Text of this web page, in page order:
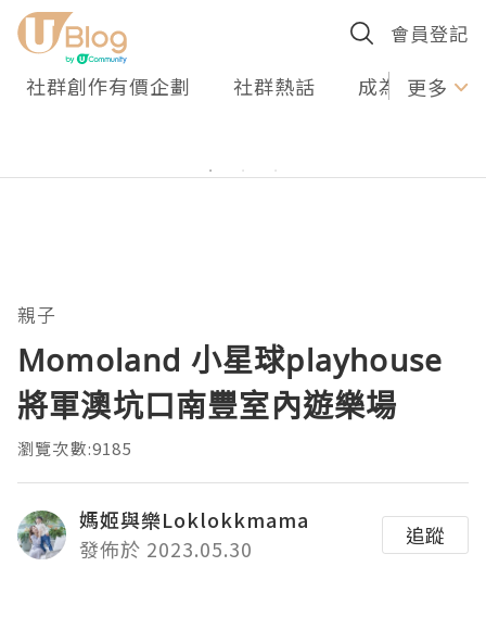
會員登記
社群創作有價企劃 社群熱話 成為U更多
親子
Momoland 小星球playhouse
將軍澳坑口南豐室內遊樂場
瀏覽次數:9185
媽姬與樂Loklokkmama
發佈於 2023.05.30
追蹤